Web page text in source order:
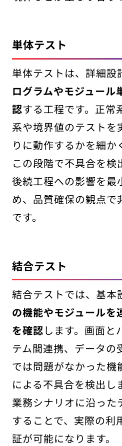
単体テスト
単体テストは、詳細設
ログラムやモジュール
認する工程です。正常
系や境界値のテストを
りに動作するかを細か
この段階で不具合を検
後続工程への影響を最
め、品質確保の観点で
です。
結合テスト
結合テストでは、基本
の機能やモジュールを
を確認します。画面と
テム間連携、データの
では問題がなかった機
による不具合を検出し
業務シナリオに沿った
することで、実際の利
証が可能になります。